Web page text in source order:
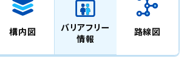
構内図
バリアフリー
情報
路線図